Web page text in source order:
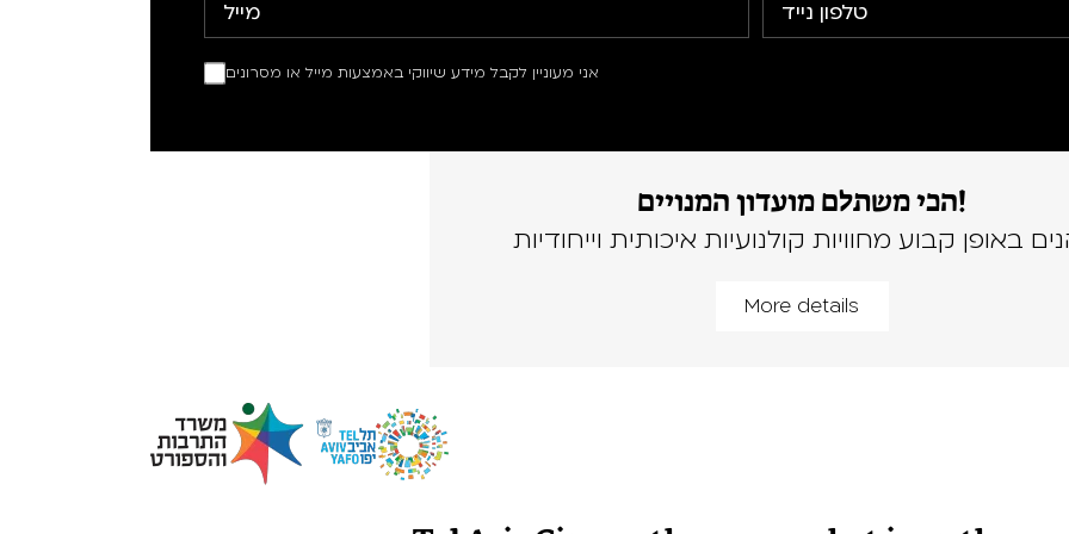
אני מעוניין לקבל מידע שיווקי באמצעות מייל או מסרונים
הכי משתלם מועדון המנויים!
באופן קבוע מחוויות קולנועיות איכותית וייחודיות
More details